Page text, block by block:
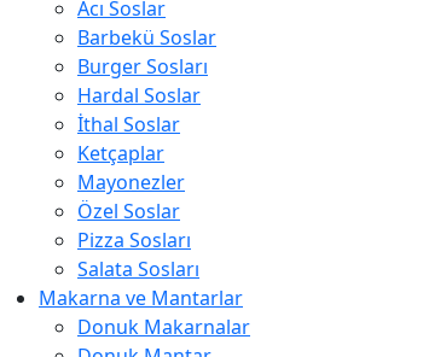
Acı Soslar
Barbekü Soslar
Burger Sosları
Hardal Soslar
İthal Soslar
Ketçaplar
Mayonezler
Özel Soslar
Pizza Sosları
Salata Sosları
Makarna ve Mantarlar
Donuk Makarnalar